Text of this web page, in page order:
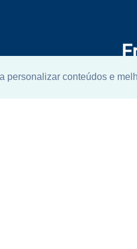
personalizar conteúdos e